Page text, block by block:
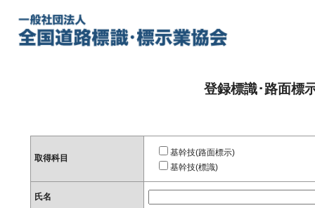
登録標識･路面標
取得科目
基幹技(路面標示)
基幹技(標識)
氏名